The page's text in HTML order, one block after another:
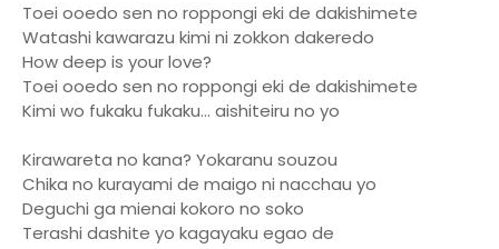
Toei ooedo sen no roppongi eki de dakishimete
Watashi kawarazu kimi ni zokkon dakeredo
How deep is your love?
Toei ooedo sen no roppongi eki de dakishimete
Kimi wo fukaku fukaku... aishiteiru no yo
Kirawareta no kana? Yokaranu souzou
Chika no kurayami de maigo ni nacchau yo
Deguchi ga mienai kokoro no soko
Terashi dashite yo kagayaku egao de